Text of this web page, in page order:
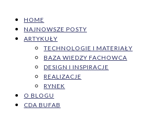
HOME
NAJNOWSZE POSTY
ARTYKUŁY
TECHNOLOGIE I MATERIAŁY
BAZA WIEDZY FACHOWCA
DESIGN I INSPIRACJE
REALIZACJE
RYNEK
O BLOGU
CDA BUFAB